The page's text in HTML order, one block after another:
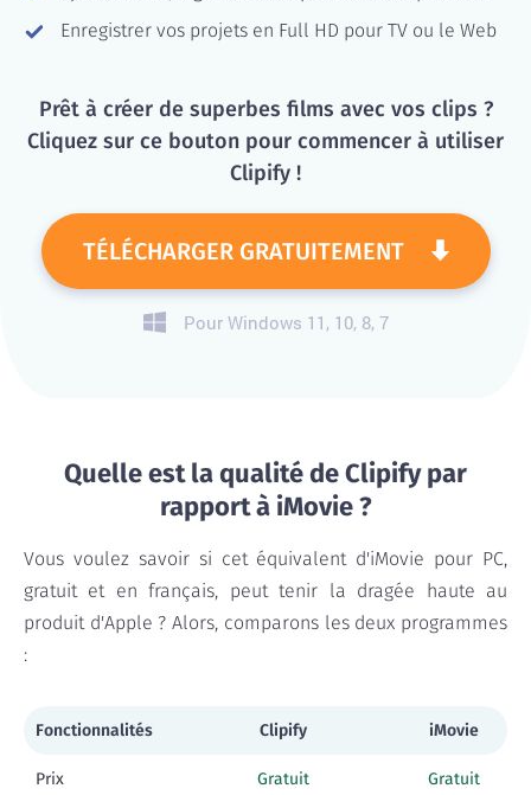
Enregistrer vos projets en Full HD pour TV ou le Web
Prêt à créer de superbes films avec vos clips ?
Cliquez sur ce bouton pour commencer à utiliser
Clipify !
TÉLÉCHARGER GRATUITEMENT
Pour Windows 11, 10, 8, 7
Quelle est la qualité de Clipify par
rapport à iMovie ?
Vous voulez savoir si cet équivalent d'iMovie pour PC,
gratuit et en français, peut tenir la dragée haute au
produit d'Apple ? Alors, comparons les deux programmes
:
Fonctionnalités Clipify iMovie
Prix Gratuit Gratuit